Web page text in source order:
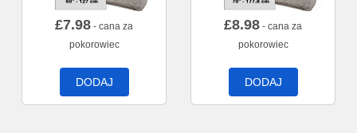
£7.98 - cana za
pokorowiec
DODAJ
£8.98 - cana za
pokorowiec
DODAJ